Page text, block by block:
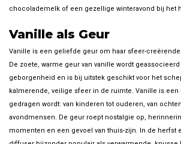
chocolademelk of een gezellige winteravond bij het
Vanille als Geur
Vanille is een geliefde geur om haar sfeer-
De zoete, warme geur van vanille wordt
geborgenheid en is bij uitstek geschikt voor het
kalmerende, veilige sfeer in de ruimte. Vanille is een
gedragen wordt: van kinderen tot ouderen, van
avondmensen. De geur roept nostalgie op,
momenten en een gevoel van thuis-zijn. In de herfst